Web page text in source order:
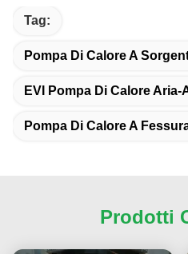
Tag:
Pompa Di Calore A
EVI Pompa Di Calore Aria-
Pompa Di Calore A
Prodotti